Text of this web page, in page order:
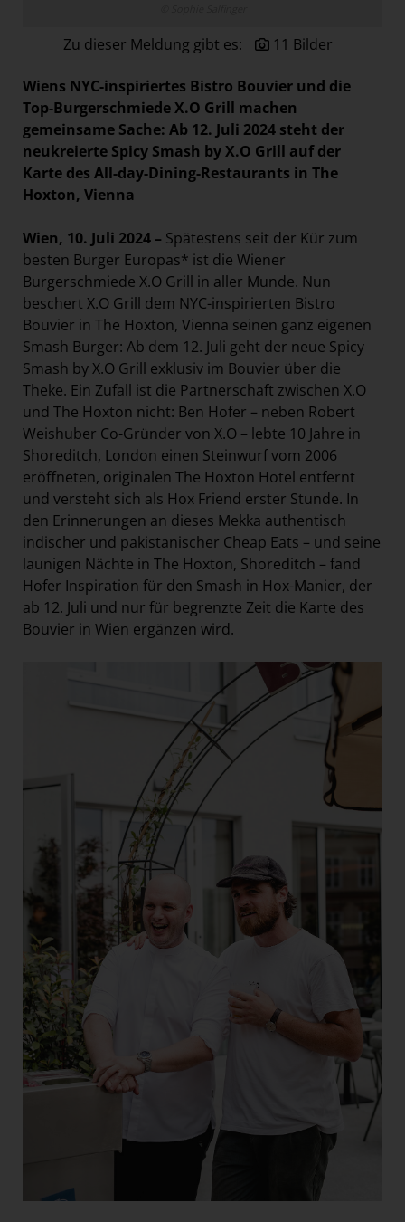
Swiss Life Select
The Companion
The Hoxton
Unibail-Rodamco-Westfield
NMK
MEDIA
KONTAKT
Zu dieser Meldung gibt es: 11 Bilder
Wiens NYC-inspiriertes Bistro Bouvier und die
Top-Burgerschmiede X.O Grill machen
gemeinsame Sache: Ab 12. Juli 2024 steht der
neukreierte Spicy Smash by X.O Grill auf der
Karte des All-day-Dining-Restaurants in The
Hoxton, Vienna
Wien, 10. Juli 2024 – Spätestens seit der Kür zum
besten Burger Europas* ist die Wiener
Burgerschmiede X.O Grill in aller Munde. Nun
beschert X.O Grill dem NYC-inspirierten Bistro
Bouvier in The Hoxton, Vienna seinen ganz eigenen
Smash Burger: Ab dem 12. Juli geht der neue Spicy
Smash by X.O Grill exklusiv im Bouvier über die
Theke. Ein Zufall ist die Partnerschaft zwischen X.O
und The Hoxton nicht: Ben Hofer – neben Robert
Weishuber Co-Gründer von X.O – lebte 10 Jahre in
Shoreditch, London einen Steinwurf vom 2006
eröffneten, originalen The Hoxton Hotel entfernt
und versteht sich als Hox Friend erster Stunde. In
den Erinnerungen an dieses Mekka authentisch
indischer und pakistanischer Cheap Eats – und seine
launigen Nächte in The Hoxton, Shoreditch – fand
Hofer Inspiration für den Smash in Hox-Manier, der
ab 12. Juli und nur für begrenzte Zeit die Karte des
Bouvier in Wien ergänzen wird.